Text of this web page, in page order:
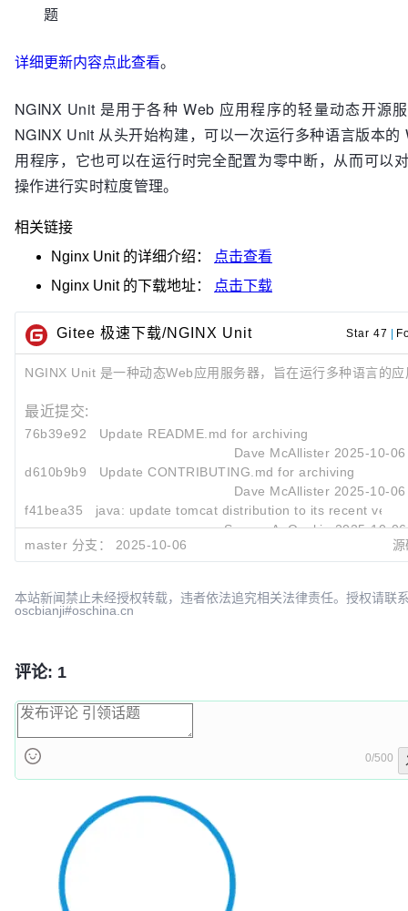
题
详细更新内容点此查看。
NGINX Unit 是用于各种 Web 应用程序的轻量动态开源
NGINX Unit 从头开始构建，可以一次运行多种语言版本的
用程序，它也可以在运行时完全配置为零中断，从而可以
操作进行实时粒度管理。
相关链接
Nginx Unit的详细介绍：
点击查看
Nginx Unit的下载地址： 点击下载
Gitee 极速下载/NGINX Unit Star 47
NGINX Unit 是一种动态Web应用服务器，旨在运行多种语言的应
最近提交:
76b39e92
Update README.md for archiving
Dave McAllister 2025-10-
d610b9b9
Update CONTRIBUTING.md for archiving
Dave McAllister 2025-10-
f41bea35
java: update tomcat distribution to its recent
Sergey A. Osokin 2025-10-
master 分支：
2025-10-06
本站新闻禁止未经授权转载，违者依法追究相关法律责任。授权请联
oscbianji#oschina.cn
评论: 1
0/500